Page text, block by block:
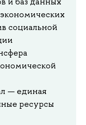
социальной
— единая
ресурсы